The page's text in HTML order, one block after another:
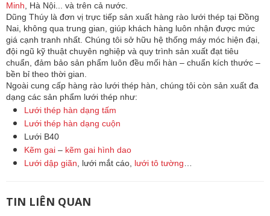
Minh , Hà Nội... và trên cả nước.
Dũng Thúy là đơn vị trực tiếp sản xuất hàng rào lưới thép tại Đồng
Nai, không qua trung gian, giúp khách hàng luôn nhận được mức
giá cạnh tranh nhất. Chúng tôi sở hữu hệ thống máy móc hiện đại,
đội ngũ kỹ thuật chuyên nghiệp và quy trình sản xuất đạt tiêu
chuẩn, đảm bảo sản phẩm luôn đều mối hàn – chuẩn kích thước –
bền bỉ theo thời gian.
Ngoài cung cấp hàng rào lưới thép hàn, chúng tôi còn sản xuất đa
dạng các sản phẩm lưới thép như:
Lưới thép hàn dạng tấm
Lưới thép hàn dạng cuộn
Lưới B40
Kẽm gai – kẽm gai hình dao
Lưới dập giãn , lưới mắt cáo, lưới tô tường
TIN LIÊN QUAN